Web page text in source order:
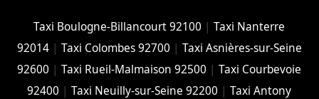
Taxi Boulogne-Billancourt 92100 |Taxi Nanterre
92014| Taxi Colombes 92700 | Taxi Asnières-sur-Seine
92600 |Taxi Rueil-Malmaison 92500 |Taxi Courbevoie
92400 |Taxi Neuilly-sur-Seine 92200 |Taxi Antony